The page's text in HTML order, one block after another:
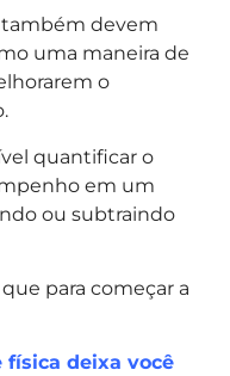
também devem
uma maneira de
o
quantificar o
em um
ou subtraindo
para começar a
física deixa você